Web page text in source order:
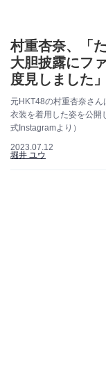
村重杏奈、「
大胆披露にフ
度見しました」
元HKT48の村重杏奈さ
衣装を着用した姿を公開
式Instagramより）
2023.07.12
堀井 ユウ